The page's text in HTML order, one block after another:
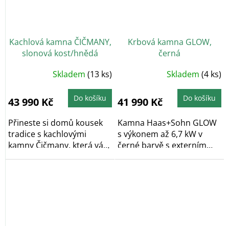
Kachlová kamna ČIČMANY,
slonová kost/hnědá
Skladem (13 ks)
43 990 Kč Do košíku
Přineste si domů kousek
tradice s kachlovými
kamny Čičmany, která vás
okouzlí svým...
Krbová kamna GLOW,
černá
Skladem (4 ks)
41 990 Kč Do košíku
Kamna Haas+Sohn GLOW
s výkonem až 6,7 kW v
černé barvě s externím
přívodem vzduchu....